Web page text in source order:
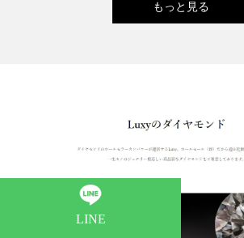
もっと見る
LINE